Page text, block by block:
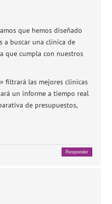
que hemos diseñado
a buscar una clínica de
que cumpla con nuestros
» filtrará las mejores clínicas
un informe a tiempo real
de presupuestos,
Responder